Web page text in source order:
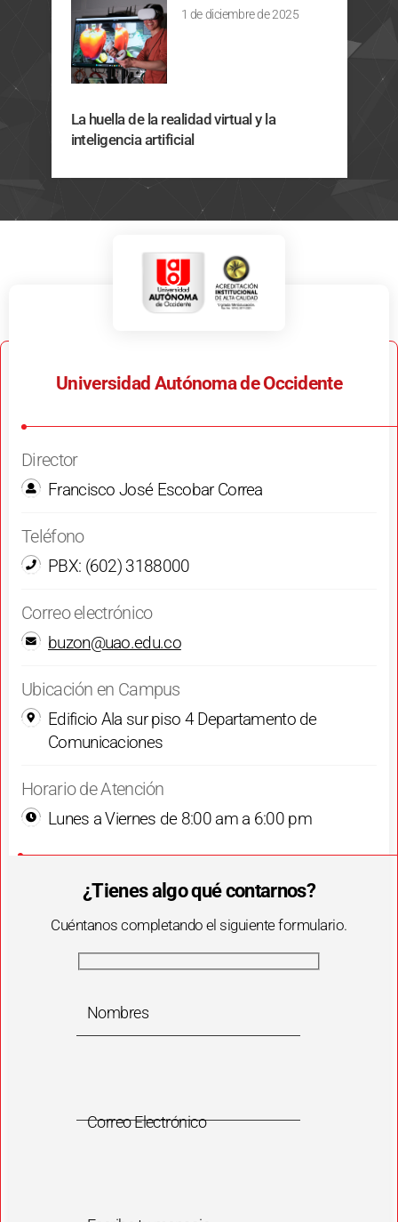
1 de diciembre de 2025
La huella de la realidad virtual y la
inteligencia artificial
Universidad Autónoma de Occidente
Director
Francisco José Escobar Correa
Teléfono
PBX: (602) 3188000
Correo electrónico
buzon@uao.edu.co
Ubicación en Campus
Edificio Ala sur piso 4 Departamento de
Comunicaciones
Horario de Atención
Lunes a Viernes de 8:00 am a 6:00 pm
¿Tienes algo qué contarnos?
Cuéntanos completando el siguiente formulario.
Nombres
Correo Electrónico